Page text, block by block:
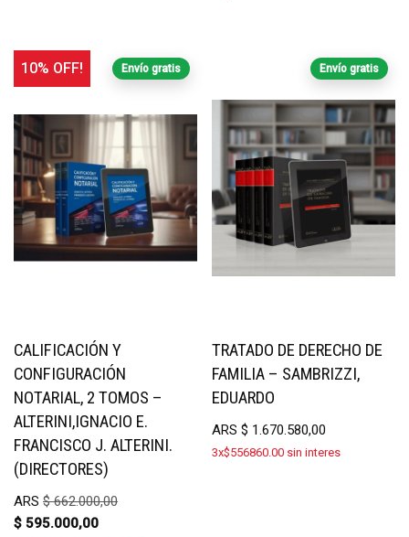
Envío gratis
10% OFF!
CALIFICACIÓN Y
CONFIGURACIÓN
NOTARIAL, 2 TOMOS –
ALTERINI,IGNACIO E.
FRANCISCO J. ALTERINI.
(DIRECTORES)
ARS $662.000,00
$ 595.000,00
Envío gratis
TRATADO DE DERECHO DE
FAMILIA – SAMBRIZZI,
EDUARDO
ARS$ 1.670.580,00
3x$556860.00 sin interes